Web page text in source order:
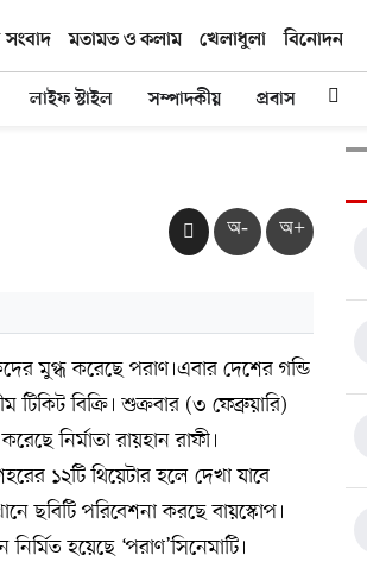
সংবাদ মতামত ও কলাম খেলাধুলা বিনোদন
লাইফ স্টাইল সম্পাদকীয় প্রবাস
অ- অ+
মুগ্ধ করেছে পরাণ।এবার দেশের গন্ডি
টিকিট বিক্রি। শুক্রবার (৩ ফেব্রুয়ারি)
নির্মাতা রায়হান রাফী।
১২টি থিয়েটার হলে দেখা যাবে
ছবিটি পরিবেশনা করছে বায়স্কোপ।
হয়েছে ‘পরাণ’সিনেমাটি।